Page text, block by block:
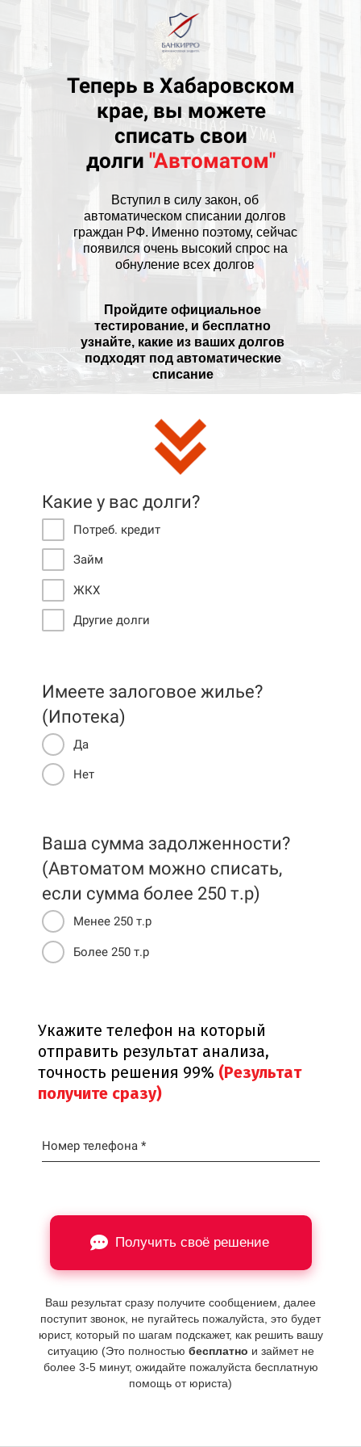
Теперь в Хабаровском
крае, вы можете
списать свои
долги "Автоматом"
Вступил в силу закон, об
автоматическом списании долгов
граждан РФ. Именно поэтому, сейчас
появился очень высокий спрос на
обнуление всех долгов
Пройдите официальное
тестирование, и бесплатно
узнайте, какие из ваших долгов
подходят под автоматические
списание
Какие у вас долги?
Потреб. кредит
Займ
ЖКХ
Другие долги
Имеете залоговое жилье?
(Ипотека)
Да
Нет
Ваша сумма задолженности?
(Автоматом можно списать,
если сумма более 250 т.р)
Менее 250 т.р
Более 250 т.р
Укажите телефон на который
отправить результат анализа,
точность решения 99% (Результат
получите сразу)
Номер телефона *
Получить своё решение
Ваш результат сразу получите сообщением, далее
поступит звонок, не пугайтесь пожалуйста, это будет
юрист, который по шагам подскажет, как решить вашу
ситуацию (Это полностью бесплатно и займет не
более 3-5 минут, ожидайте пожалуйста бесплатную
помощь от юриста)